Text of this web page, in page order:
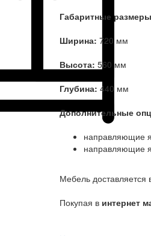
Габаритные
Ширина: 720 мм
Высота: 560 мм
Глубина: 440 мм
Дополнительные
направляющие
направляющие
Мебель доставляется
Покупая в интернет